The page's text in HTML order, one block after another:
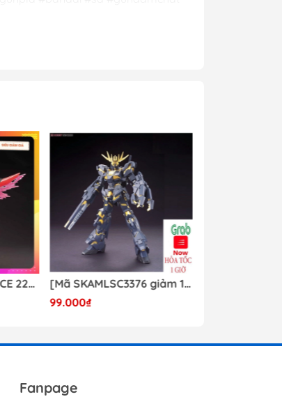
Mô hình lắp ráp HG CE 224 Destiny Revive Daban [TẶNG WING EFFECT]
[Mã SKAMLSC3376 giảm 10% đơn 100K] Mô Hình lắp ráp Gundam HG Unicorn Gundam 02 Banshee (Destroy Mode) 134 Daban
99.000₫
Fanpage